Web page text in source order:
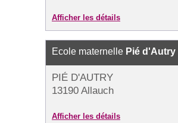
Afficher les détails
Ecole maternelle Pié d'Autry
PIÉ D'AUTRY
13190 Allauch
Afficher les détails